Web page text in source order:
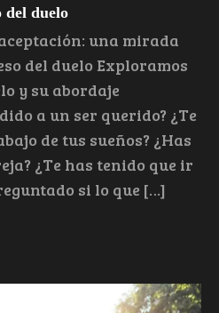
del duelo
una mirada
del duelo Exploramos
y su abordaje
a un ser querido? ¿Te
de tus sueños? ¿Has
¿Te has tenido que ir
si lo que […]